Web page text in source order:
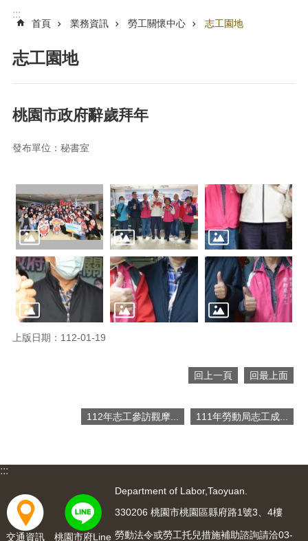
識
動
局
關
通
錄
資
訊
便
民
服
務
政
資
首
頁
:::
首頁 業務資訊 勞工關懷中心 志工園地
志工園地
桃園市政府辭歲拜年
發布單位：秘書室
上版日期：112-01-19
回上一頁 回最上面
112年志工參訪觀摩... 111年勞動局志工成...
:::
交通資訊 桃園市府Line
Department of Labor,Taoyuan.
330206 桃園市桃園區縣府路1號3、4樓
勞動法令或勞工托兒措施補助諮詢請洽03-